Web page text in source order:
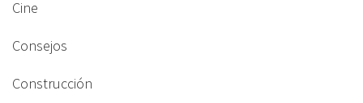
Cine
Consejos
Construcción